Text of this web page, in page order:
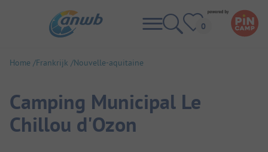
Home Frankrijk Nouvelle-aquitaine
Camping Municipal Le
Chillou d'Ozon